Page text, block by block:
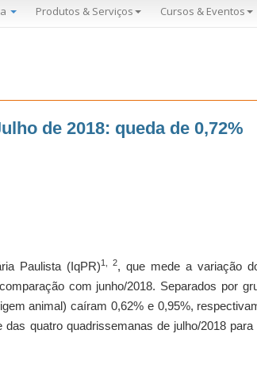
Produtos & Serviços Cursos & Eventos
de 2018: queda de 0,72%
Paulista (IqPR)1, 2, que mede a variação
com junho/2018. Separados por
animal) caíram 0,62% e 0,95%,
quatro quadrissemanas de julho/2018